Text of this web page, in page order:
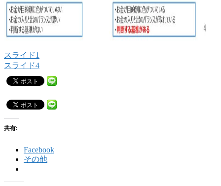
スライド1
スライド4
共有:
Facebook
その他